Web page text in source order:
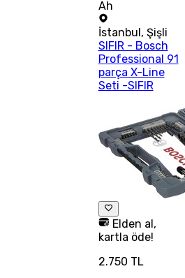
Ah
İstanbul, Şişli
SIFIR - Bosch
Professional 91
parça X-Line
Seti -SIFIR
Elden al,
kartla öde!
2.750 TL